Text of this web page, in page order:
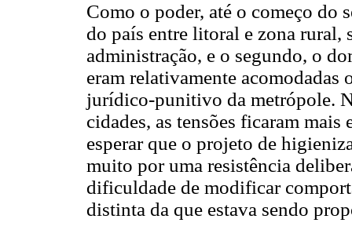
Como o poder, até o começo do
do país entre litoral e zona
administração, e o segundo, o
eram relativamente
jurídico-punitivo da metrópole.
cidades, as tensões ficaram mais
esperar que o projeto de
muito por uma resistência
dificuldade de modificar
distinta da que estava sendo